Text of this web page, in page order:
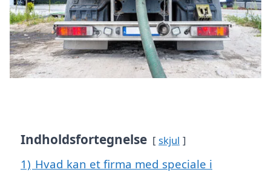
Indholdsfortegnelse skjul
1) Hvad kan et firma med speciale i